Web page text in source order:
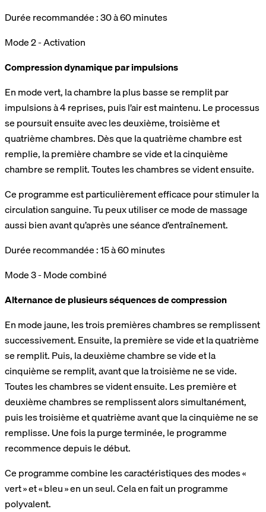
Durée recommandée : 30 à 60 minutes
Mode 2 - Activation
Compression dynamique par impulsions
En mode vert, la chambre la plus basse se remplit par
impulsions à 4 reprises, puis l’air est maintenu. Le processus
se poursuit ensuite avec les deuxième, troisième et
quatrième chambres. Dès que la quatrième chambre est
remplie, la première chambre se vide et la cinquième
chambre se remplit. Toutes les chambres se vident ensuite.
Ce programme est particulièrement efficace pour stimuler la
circulation sanguine. Tu peux utiliser ce mode de massage
aussi bien avant qu’après une séance d’entraînement.
Durée recommandée : 15 à 60 minutes
Mode 3 - Mode combiné
Alternance de plusieurs séquences de compression
En mode jaune, les trois premières chambres se remplissent
successivement. Ensuite, la première se vide et la quatrième
se remplit. Puis, la deuxième chambre se vide et la
cinquième se remplit, avant que la troisième ne se vide.
Toutes les chambres se vident ensuite. Les première et
deuxième chambres se remplissent alors simultanément,
puis les troisième et quatrième avant que la cinquième ne se
remplisse. Une fois la purge terminée, le programme
recommence depuis le début.
Ce programme combine les caractéristiques des modes «
vert » et « bleu » en un seul. Cela en fait un programme
polyvalent.